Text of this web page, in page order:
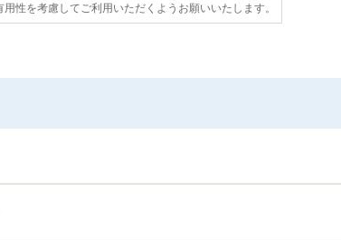
性を考慮してご利用いただくようお願いいたします。